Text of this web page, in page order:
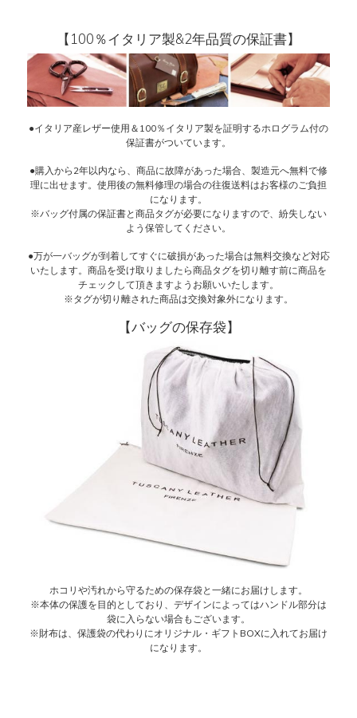
【100％イタリア製&2年品質の保証書】
●イタリア産レザー使用＆100％イタリア製を証明するホログラム付の
保証書がついています。
●購入から2年以内なら、商品に故障があった場合、製造元へ無料で修
理に出せます。使用後の無料修理の場合の往復送料はお客様のご負担
になります。
※バッグ付属の保証書と商品タグが必要になりますので、紛失しない
よう保管してください。
●万が一バッグが到着してすぐに破損があった場合は無料交換など対応
いたします。商品を受け取りましたら商品タグを切り離す前に商品を
チェックして頂きますようお願いいたします。
※タグが切り離された商品は交換対象外になります。
【バッグの保存袋】
ホコリや汚れから守るための保存袋と一緒にお届けします。
※本体の保護を目的としており、デザインによってはハンドル部分は
袋に入らない場合もございます。
※財布は、保護袋の代わりにオリジナル・ギフトBOXに入れてお届け
になります。